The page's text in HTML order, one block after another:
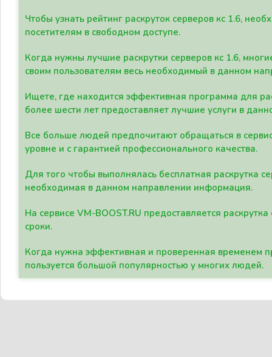
Чтобы узнать рейтинг раскруток серверов кс 1.6,
посетителям в свободном доступе.
Когда нужны лучшие раскрутки серверов кс 1.6,
своим пользователям весь необходимый в данном
Ищете, где находится эффективная программа для
более шести лет предоставляет лучшие услуги в
Все больше людей предпочитают обращаться в
уровне и с гарантией профессионального качества.
Для того чтобы выполнялась бесплатная раскрутка
необходимая в данном направлении информация.
На сервисе VM-BOOST.RU предоставляется
сроки.
Когда нужна эффективная и проверенная временем
пользуется большой популярностью у многих людей.